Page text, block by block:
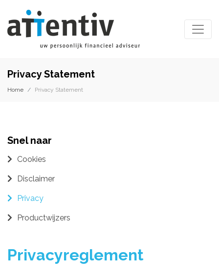
Privacy Statement
Home Privacy Statement
Privacyreglement
Snel naar
Cookies
Disclaimer
Privacy
Productwijzers